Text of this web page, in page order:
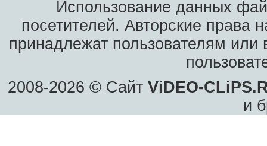
Использование данных
посетителей. Авторские права
принадлежат пользователям или
2008-2026 © Сайт ViDEO-
и